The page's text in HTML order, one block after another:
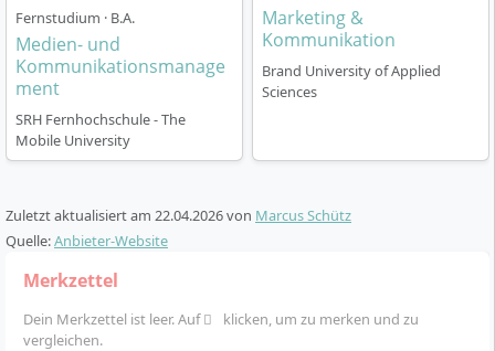
Wie ist der Ablauf des Studiums organisiert?
Das Studium ist nach dem sogenannten
Flexibilität, digitale Selbstlernphasen und intensive
Praxisanbindung verbindet. Du kannst aus zwei
Studium Plus (berufsbegleitend):
Semi-virtuelles
Modell mit Online-Lernplattform und ca. 10
Fernstudium · B.A.
Medien- und
Kommunikationsmanage
ment
SRH Fernhochschule - The
Mobile University
Marketing &
Kommunikation
Brand University of Applied
Sciences
Zuletzt aktualisiert am 22.04.2026von Marcus Schütz
Quelle:Anbieter-Website
Merkzettel
Dein Merkzettel ist leer. Auf
klicken, um zu merken und zu
vergleichen.